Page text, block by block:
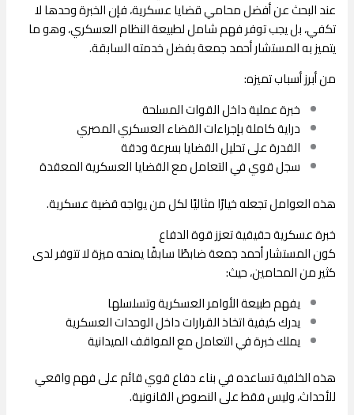
عند البحث عن أفضل محامي قضايا عسكرية، فإن الخبرة وحدها لا
تكفي، بل يجب توفر فهم شامل لطبيعة النظام العسكري، وهو ما
يتميز به المستشار أحمد جمعة بفضل خدمته السابقة.
من أبرز أسباب تميزه:
خبرة عملية داخل القوات المسلحة
دراية كاملة بإجراءاتالقضاء العسكري المصري
القدرة على تحليل القضايا بسرعة ودقة
سجل قوي في التعامل مع القضايا العسكرية المعقدة
هذه العوامل تجعله خيارًا مثاليًا لكل من يواجه قضية عسكرية.
خبرة عسكرية حقيقية تعزز قوة الدفاع
كون المستشار أحمد جمعة ضابطًا سابقًا يمنحه ميزة لا تتوفر لدى
كثير من المحامين، حيث:
يفهم طبيعة الأوامر العسكرية وتسلسلها
يدرك كيفية اتخاذ القرارات داخل الوحدات العسكرية
يملك خبرة في التعامل مع المواقف الميدانية
هذه الخلفية تساعده في بناء دفاع قوي قائم على فهم واقعي
للأحداث، وليس فقط على النصوص القانونية.